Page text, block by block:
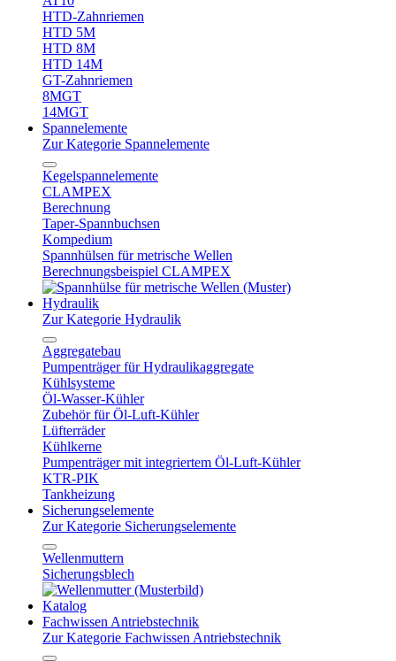
HTD-Zahnriemen
HTD 5M
HTD 8M
HTD 14M
GT-Zahnriemen
8MGT
14MGT
Spannelemente
Zur Kategorie Spannelemente
Kegelspannelemente
CLAMPEX
Berechnung
Taper-Spannbuchsen
Kompedium
Spannhülsen für metrische Wellen
Berechnungsbeispiel CLAMPEX
Hydraulik
Zur Kategorie Hydraulik
Aggregatebau
Pumpenträger für Hydraulikaggregate
Kühlsysteme
Öl-Wasser-Kühler
Zubehör für Öl-Luft-Kühler
Lüfterräder
Kühlkerne
Pumpenträger mit integriertem Öl-Luft-Kühler
KTR-PIK
Tankheizung
Sicherungselemente
Zur Kategorie Sicherungselemente
Wellenmuttern
Sicherungsblech
Katalog
Fachwissen Antriebstechnik
Zur Kategorie Fachwissen Antriebstechnik